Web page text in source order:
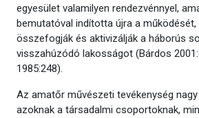
egyesület valamilyen rendezvénnyel,
bemutatóval indította újra a
összefogják és aktivizálják a háborús
visszahúzódó lakosságot (Bárdos
1985:248).
Az amatőr művészeti tevékenység
azoknak a társadalmi csoportoknak,